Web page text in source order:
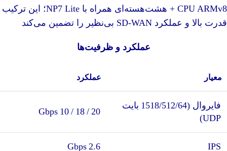
+ CPU ARMv8 هشت‌هسته‌ای همراه با NP7 Lite؛ این ترکیب
قدرت بالا و عملکرد SD‑WAN بی‌نظیر را تضمین می‌کند
عملکرد و ظرفیت‌ها
معیار عملکرد
فایروال (1518/512/64 بایت
UDP)
20 / 18 / 10 Gbps
IPS
2.6 Gbps